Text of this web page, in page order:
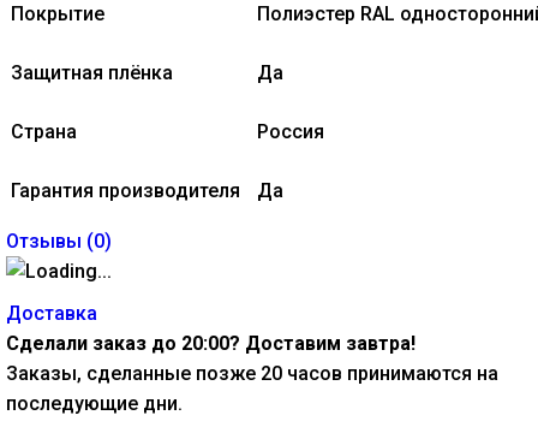
Покрытие Полиэстер RAL
Защитная плёнка Да
Страна Россия
Гарантия производителя Да
Отзывы (0)
Доставка
Сделали заказ до 20:00? Доставим завтра!
Заказы, сделанные позже 20 часов принимаются на
последующие дни.